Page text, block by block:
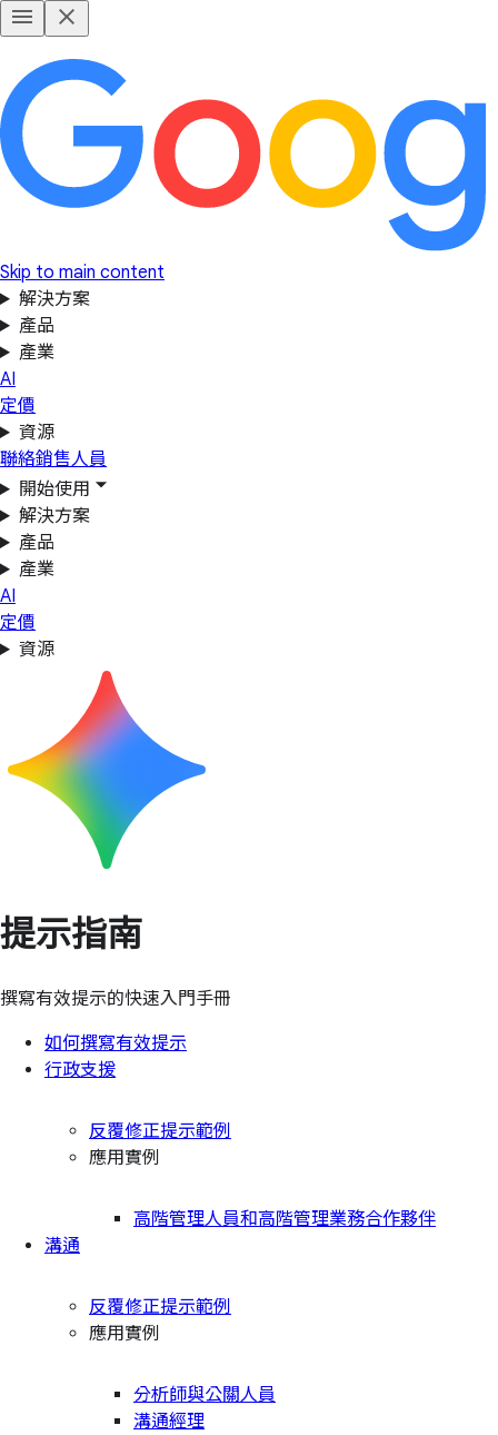
Skip to main content
解決方案
產品
產業
AI
定價
資源
聯絡銷售人員
開始使用
解決方案
產品
產業
AI
定價
資源
提示指南
撰寫有效提示的快速入門手冊
如何撰寫有效提示
行政支援
反覆修正提示範例
應用實例
高階管理人員和高階管理業務合作夥伴
溝通
反覆修正提示範例
應用實例
分析師與公關人員
溝通經理